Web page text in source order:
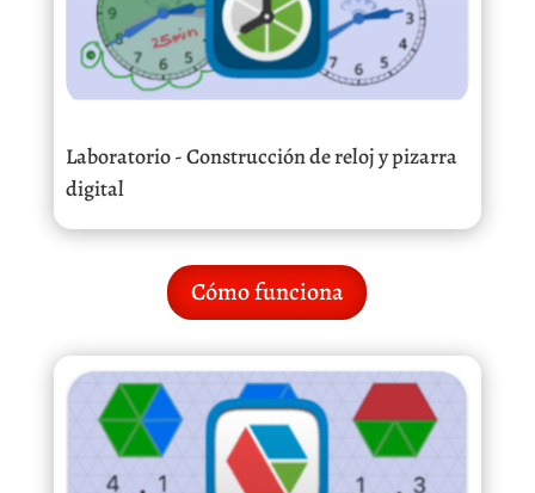
Laboratorio - Construcción de reloj y pizarra
digital
Cómo funciona